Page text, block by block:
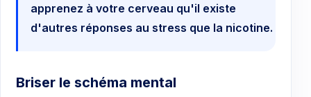
apprenez à votre cerveau qu'il existe
d'autres réponses au stress que la nicotine.
Briser le schéma mental